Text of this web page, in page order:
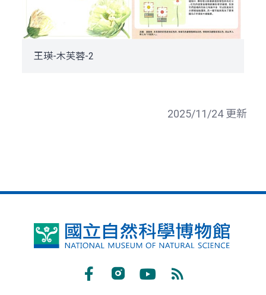
王瑛-木芙蓉-2
2025/11/24 更新
國